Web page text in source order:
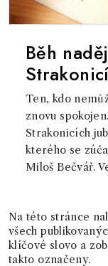
Běh
Ten, kdo
znovu
Strakonicích
kterého se
Miloš Bečvář.
Na této stránce
všech
klíčové slovo a
takto označeny.